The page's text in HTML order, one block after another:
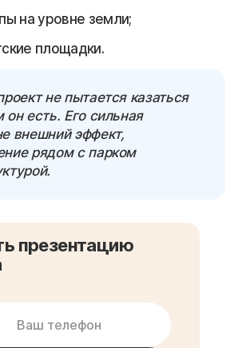
на уровне земли;
площадки.
не пытается казаться
есть. Его сильная
внешний эффект,
рядом с парком
презентацию